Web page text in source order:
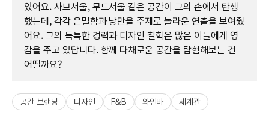
있어요. 사브서울, 무드서울 같은 공간이 그의 손에서 탄생
했는데, 각각 은밀함과 낭만을 주제로 놀라운 연출을 보여줬
어요. 그의 독특한 경력과 디자인 철학은 많은 이들에게 영
감을 주고 있답니다. 함께 다채로운 공간을 탐험해보는 건
어떨까요?
공간 브랜딩 디자인 F&B 와인바 세계관